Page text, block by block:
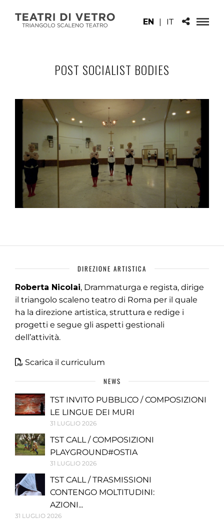
EN | IT
POST SOCIALIST BODIES
DIREZIONE ARTISTICA
Roberta Nicolai, Drammaturga e regista, dirige
il triangolo scaleno teatro di Roma per il quale
ha la direzione artistica, struttura e redige i
progetti e segue gli aspetti gestionali
dell’attività.
Scarica il curriculum
NEWS
TST INVITO PUBBLICO / COMPOSIZIONI
LE LINGUE DEI MURI
31 LUGLIO 2026
TST CALL / COMPOSIZIONI
PLAYGROUND#OSTIA
31 LUGLIO 2026
TST CALL / TRASMISSIONI
CONTENGO MOLTITUDINI:
AZIONI...
31 LUGLIO 2026